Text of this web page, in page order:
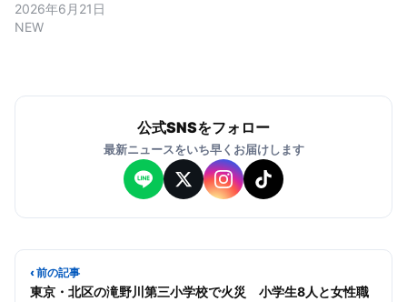
2026年6月21日
NEW
公式SNSをフォロー
最新ニュースをいち早くお届けします
‹ 前の記事
東京・北区の滝野川第三小学校で火災 小学生8人と女性職